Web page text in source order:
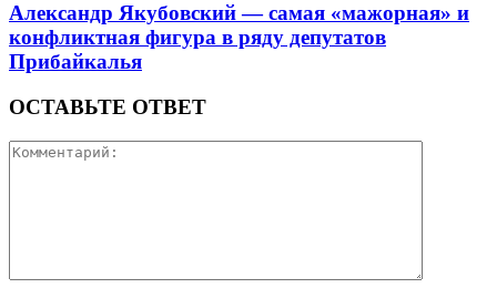
Александр Якубовский — самая «мажорная» и
конфликтная фигура в ряду депутатов
Прибайкалья
ОСТАВЬТЕ ОТВЕТ